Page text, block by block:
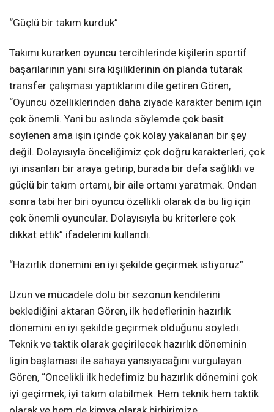
“Güçlü bir takım kurduk”
Takımı kurarken oyuncu tercihlerinde kişilerin sportif
başarılarının yanı sıra kişiliklerinin ön planda tutarak
transfer çalışması yaptıklarını dile getiren Gören,
“Oyuncu özelliklerinden daha ziyade karakter benim için
çok önemli. Yani bu aslında söylemde çok basit
söylenen ama işin içinde çok kolay yakalanan bir şey
değil. Dolayısıyla önceliğimiz çok doğru karakterleri, çok
iyi insanları bir araya getirip, burada bir defa sağlıklı ve
güçlü bir takım ortamı, bir aile ortamı yaratmak. Ondan
sonra tabi her biri oyuncu özellikli olarak da bu lig için
çok önemli oyuncular. Dolayısıyla bu kriterlere çok
dikkat ettik” ifadelerini kullandı.
“Hazırlık dönemini en iyi şekilde geçirmek istiyoruz”
Uzun ve mücadele dolu bir sezonun kendilerini
beklediğini aktaran Gören, ilk hedeflerinin hazırlık
dönemini en iyi şekilde geçirmek olduğunu söyledi.
Teknik ve taktik olarak geçirilecek hazırlık döneminin
ligin başlaması ile sahaya yansıyacağını vurgulayan
Gören, “Öncelikli ilk hedefimiz bu hazırlık dönemini çok
iyi geçirmek, iyi takım olabilmek. Hem teknik hem taktik